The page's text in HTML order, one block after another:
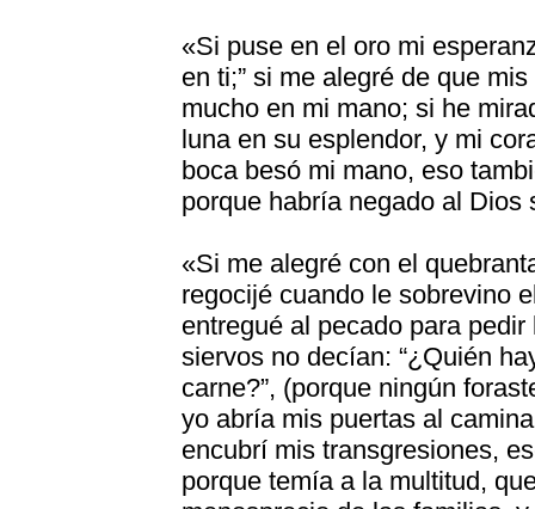
«Si puse en el oro mi
en ti;” si me alegré de que
mucho en mi mano; si he
luna en su esplendor, y mi
boca besó mi mano, eso
porque habría negado al Dios
«Si me alegré con el
regocijé cuando le sobrevino
entregué al pecado para
siervos no decían: “¿Quién
carne?”, (porque ningún
yo abría mis puertas al
encubrí mis transgresiones,
porque temía a la multitud,